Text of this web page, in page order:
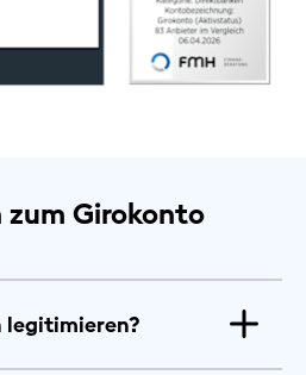
zum Girokonto
legitimieren?